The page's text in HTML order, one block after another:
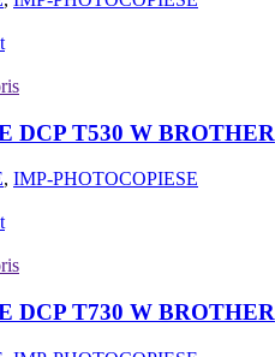
DCP T530 W BROTHER
, IMP-PHOTOCOPIESE
DCP T730 W BROTHER